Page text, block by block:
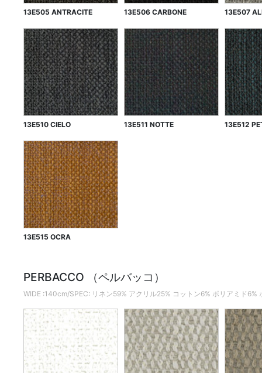
13E505 ANTRACITE 13E506 CARBONE 13E507
13E510 CIELO 13E511 NOTTE 13E512
13E515 OCRA
PERBACCO （ペルバッコ）
WIDE :140cm/SPEC: リネン59% アクリル25% コットン6% ポリアミド6%